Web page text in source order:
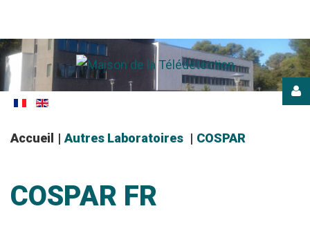
Accueil | Autres Laboratoires | COSPAR
COSPAR FR
register